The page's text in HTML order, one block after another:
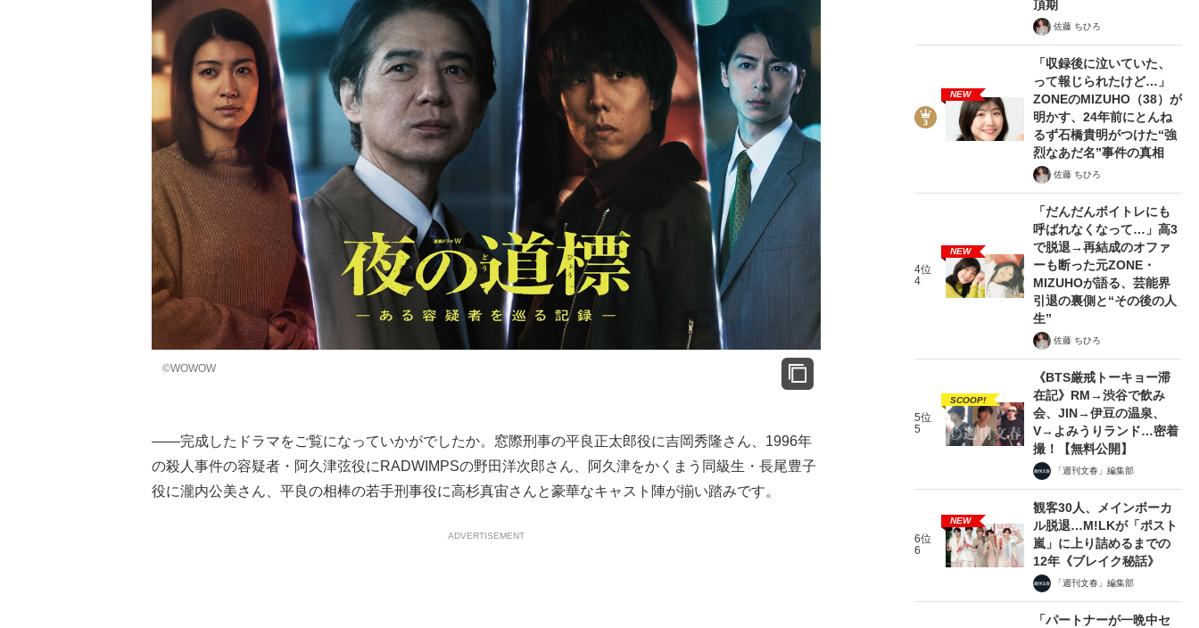
©WOWOW
――完成したドラマをご覧になっていかがでしたか。窓際刑事の平良正太郎役に吉岡秀隆さん、1996年
の殺人事件の容疑者・阿久津弦役にRADWIMPSの野田洋次郎さん、阿久津をかくまう同級生・長尾豊子
役に瀧内公美さん、平良の相棒の若手刑事役に高杉真宙さんと豪華なキャスト陣が揃い踏みです。
ADVERTISEMENT
頂期
佐藤 ちひろ
NEW
「収録後に泣いていた、
って報じられたけど…」
ZONEのMIZUHO（38）が
明かす、24年前にとんね
るず石橋貴明がつけた“強
烈なあだ名”事件の真相
佐藤 ちひろ
4位
4
NEW
「だんだんボイトレにも
呼ばれなくなって…」高3
で脱退→再結成のオファ
ーも断った元ZONE・
MIZUHOが語る、芸能界
引退の裏側と“その後の人
生”
佐藤 ちひろ
5位
5
SCOOP!
《BTS厳戒トーキョー滞
在記》RM→渋谷で飲み
会、JIN→伊豆の温泉、
V→よみうりランド…密着
撮！【無料公開】
「週刊文春」編集部
6位
6
NEW
観客30人、メインボーカ
ル脱退…M!LKが「ポスト
嵐」に上り詰めるまでの
12年《ブレイク秘話》
「週刊文春」編集部
「パートナーが一晩中セ